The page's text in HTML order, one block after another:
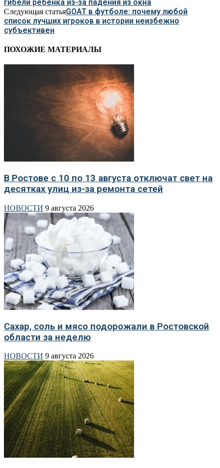
гибели ребёнка из-за падения из окна
Следующая статьяGOAT в футболе: почему любой
список лучших игроков в истории неизбежно
субъективен
ПОХОЖИЕ МАТЕРИАЛЫ
В Ростове с 10 по 13 августа отключат свет на
десятках улиц из-за ремонта сетей
НОВОСТИ 9 августа 2026
Сахар, соль и мясо подорожали в Ростовской
области за неделю
НОВОСТИ 9 августа 2026